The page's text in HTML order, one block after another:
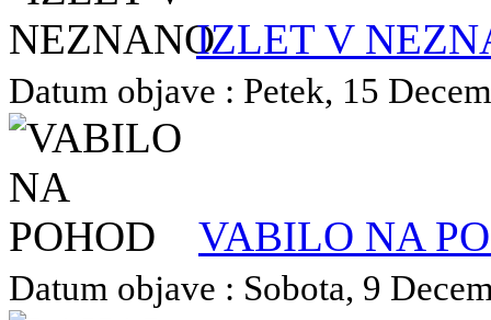
IZLET V
Datum objave : Petek, 15
VABILO NA
Datum objave : Sobota, 9